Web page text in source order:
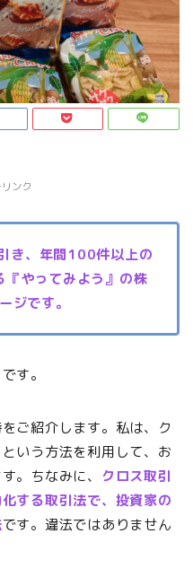
ンク
き、年間100件以上の
『やってみよう』の株
ジです。
す。
ご紹介します。私は、ク
いう方法を利用して、お
。ちなみに、 クロス取引
する取引法で、投資家の
です。違法ではありません